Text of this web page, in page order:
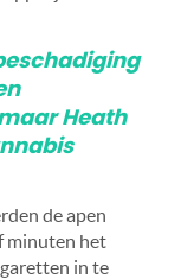
Heath
de apen
minuten het
in te